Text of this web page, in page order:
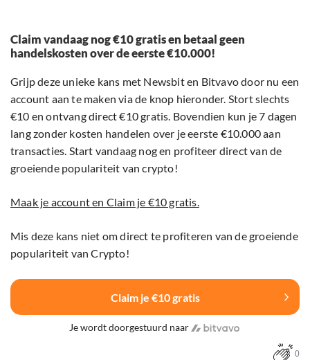
Claim vandaag nog €10 gratis en betaal geen
handelskosten over de eerste €10.000!
Grijp deze unieke kans met Newsbit en Bitvavo door nu een
account aan te maken via de knop hieronder. Stort slechts
€10 en ontvang direct €10 gratis. Bovendien kun je 7 dagen
lang zonder kosten handelen over je eerste €10.000 aan
transacties. Start vandaag nog en profiteer direct van de
groeiende populariteit van crypto!
Maak je account en Claim je €10 gratis.
Mis deze kans niet om direct te profiteren van de groeiende
populariteit van Crypto!
Claim je €10 gratis
Je wordt doorgestuurd naar
0